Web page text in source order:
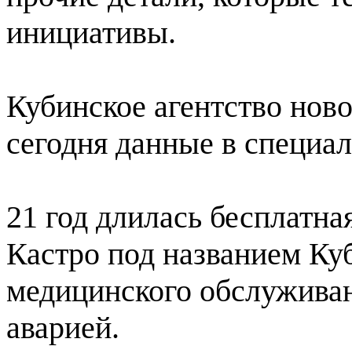
инициативы.
Кубинское агентство
сегодня данные в
21 год длилась
Кастро под названием
медицинского
аварией.